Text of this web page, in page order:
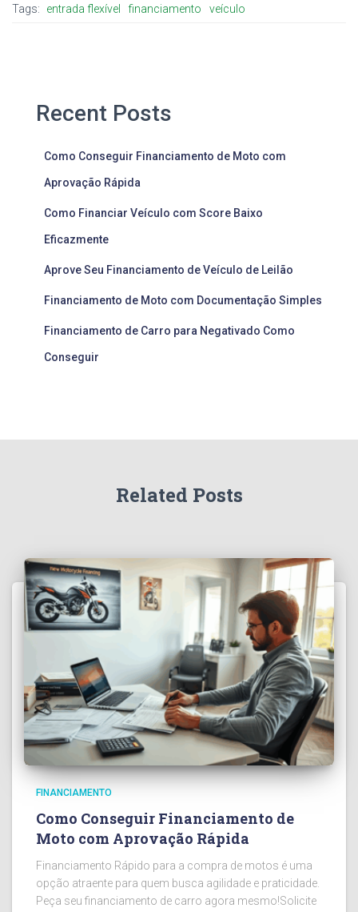
Tags: entrada flexível financiamento veículo
Recent Posts
Como Conseguir Financiamento de Moto com
Aprovação Rápida
Como Financiar Veículo com Score Baixo
Eficazmente
Aprove Seu Financiamento de Veículo de Leilão
Financiamento de Moto com Documentação Simples
Financiamento de Carro para Negativado Como
Conseguir
Related Posts
FINANCIAMENTO
Como Conseguir Financiamento de
Moto com Aprovação Rápida
Financiamento Rápido para a compra de motos é uma
opção atraente para quem busca agilidade e praticidade.
Peça seu financiamento de carro agora mesmo!Solicite